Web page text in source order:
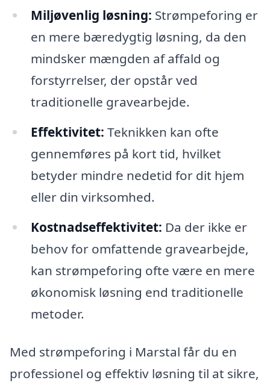
Miljøvenlig løsning: Strømpeforing er
en mere bæredygtig løsning, da den
mindsker mængden af affald og
forstyrrelser, der opstår ved
traditionelle gravearbejde.
Effektivitet: Teknikken kan ofte
gennemføres på kort tid, hvilket
betyder mindre nedetid for dit hjem
eller din virksomhed.
Kostnadseffektivitet: Da der ikke er
behov for omfattende gravearbejde,
kan strømpeforing ofte være en mere
økonomisk løsning end traditionelle
metoder.
Med strømpeforing i Marstal får du en
professionel og effektiv løsning til at sikre,